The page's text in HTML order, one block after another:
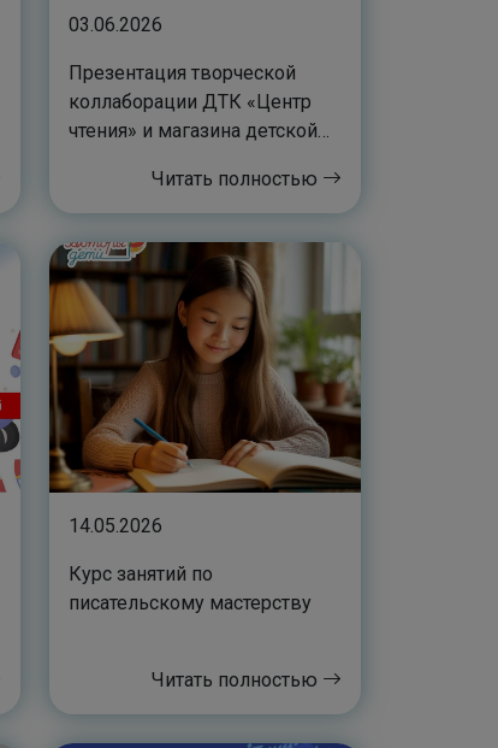
03.06.2026
Презентация творческой
коллаборации ДТК «Центр
чтения» и магазина детской
Читать полностью
14.05.2026
Курс занятий по
писательскому мастерству
Читать полностью